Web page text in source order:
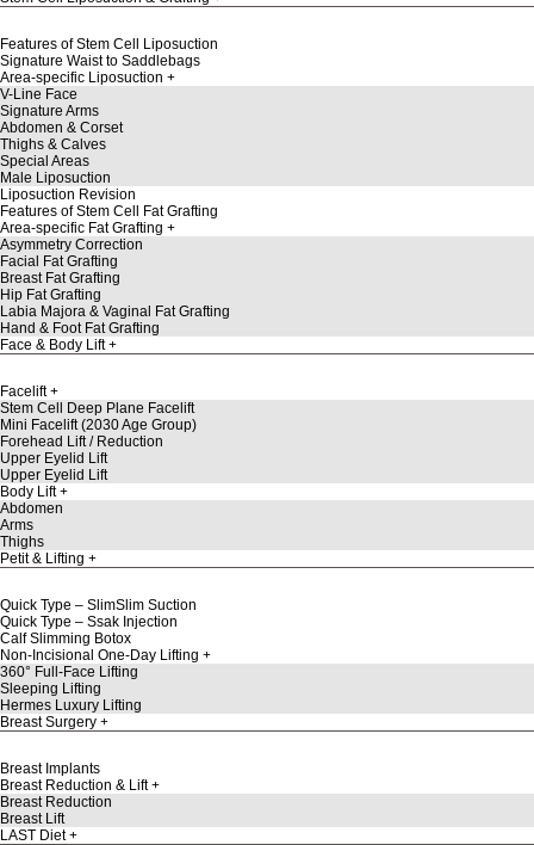
Features of Stem Cell Liposuction
Signature Waist to Saddlebags
Area-specific Liposuction
V-Line Face
Signature Arms
Abdomen & Corset
Thighs & Calves
Special Areas
Male Liposuction
Liposuction Revision
Features of Stem Cell Fat Grafting
Area-specific Fat Grafting
Asymmetry Correction
Facial Fat Grafting
Breast Fat Grafting
Hip Fat Grafting
Labia Majora & Vaginal Fat Grafting
Hand & Foot Fat Grafting
Face & Body Lift
Facelift
Stem Cell Deep Plane Facelift
Mini Facelift (2030 Age Group)
Forehead Lift / Reduction
Upper Eyelid Lift
Upper Eyelid Lift
Body Lift
Abdomen
Arms
Thighs
Petit & Lifting
Quick Type – SlimSlim Suction
Quick Type – Ssak Injection
Calf Slimming Botox
Non-Incisional One-Day Lifting
360° Full-Face Lifting
Sleeping Lifting
Hermes Luxury Lifting
Breast Surgery
Breast Implants
Breast Reduction & Lift
Breast Reduction
Breast Lift
LAST Diet